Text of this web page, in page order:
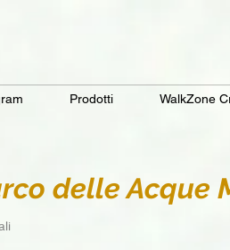
Prodotti WalkZone
delle Acque